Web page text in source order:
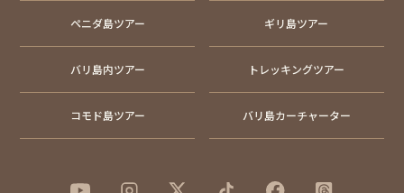
ペニダ島ツアー ギリ島ツアー
バリ島内ツアー トレッキングツアー
コモド島ツアー バリ島カーチャーター